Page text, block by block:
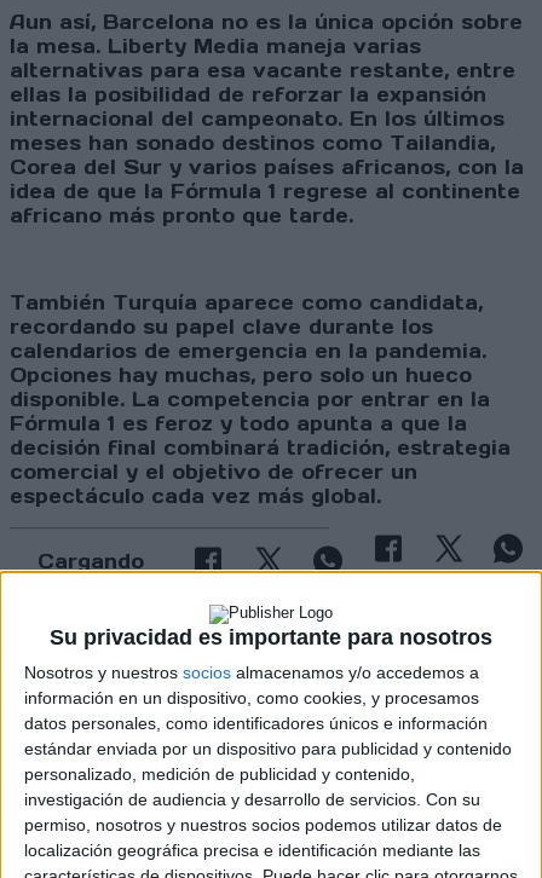
Su privacidad es importante para nosotros
Nosotros y nuestros socios almacenamos y/o accedemos a
información en un dispositivo, como cookies, y procesamos
datos personales, como identificadores únicos e información
estándar enviada por un dispositivo para publicidad y contenido
personalizado, medición de publicidad y contenido,
investigación de audiencia y desarrollo de servicios. Con su
permiso, nosotros y nuestros socios podemos utilizar datos de
localización geográfica precisa e identificación mediante las
Aun así, Barcelona no es la única opción sobre
la mesa. Liberty Media maneja varias
alternativas para esa vacante restante, entre
ellas la posibilidad de reforzar la expansión
internacional del campeonato. En los últimos
meses han sonado destinos como Tailandia,
Corea del Sur y varios países africanos, con la
idea de que la Fórmula 1 regrese al continente
africano más pronto que tarde.
También Turquía aparece como candidata,
recordando su papel clave durante los
calendarios de emergencia en la pandemia.
Opciones hay muchas, pero solo un hueco
disponible. La competencia por entrar en la
Fórmula 1 es feroz y todo apunta a que la
decisión final combinará tradición, estrategia
comercial y el objetivo de ofrecer un
espectáculo cada vez más global.
Cargando
No hay más noticias en esta categoría.
Rallyes